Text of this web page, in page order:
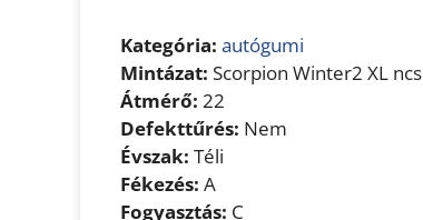
Kategória: autógumi
Mintázat: Scorpion Winter2 XL ncs
Átmérő: 22
Defekttűrés: Nem
Évszak: Téli
Fékezés: A
Fogyasztás: C